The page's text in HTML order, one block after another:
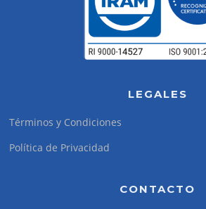
LEGALES
Términos y Condiciones
Política de Privacidad
CONTACTO